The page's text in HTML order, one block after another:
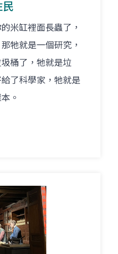
民
米缸裡面長蟲了，
牠就是一個研究，
桶了，牠就是垃
了科學家，牠就是
。